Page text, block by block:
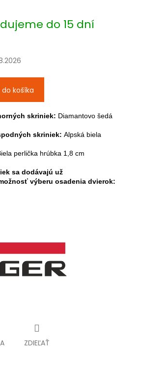
do 15 dní
košíka
skriniek: Diamantovo šedá
skriniek: Alpská biela
perlička hrúbka 1,8 cm
sa dodávajú už
výberu osadenia dvierok:
ZDIEĽAŤ